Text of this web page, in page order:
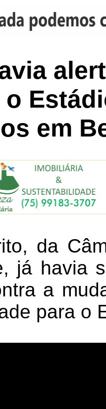
em
da
já havia
a
para o